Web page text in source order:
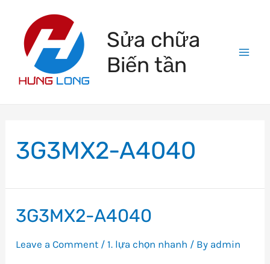
content
Sửa chữa
Biến tần
3G3MX2-A4040
3G3MX2-A4040
Leave a Comment /1. lựa chọn nhanh / By admin